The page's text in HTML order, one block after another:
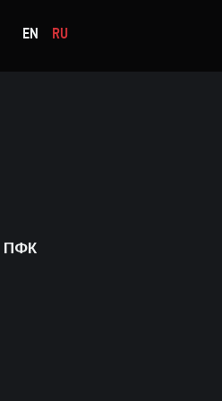
EN RU
ПФК